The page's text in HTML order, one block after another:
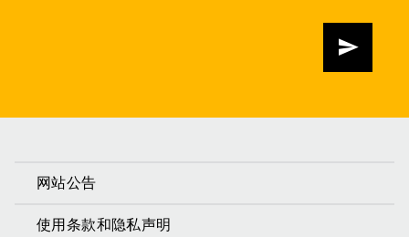
发送
网站公告
使用条款和隐私声明